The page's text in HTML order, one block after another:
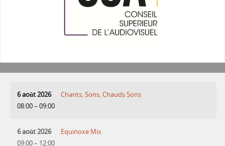
6 août 2026
08:00– 09:00
Chants, Sons, Chauds Sons
6 août 2026
09:00– 12:00
Equinoxe Mix